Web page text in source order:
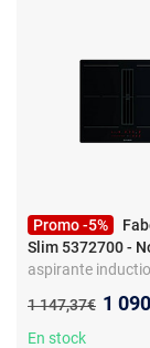
Promo -5%
Slim 5372700 -
aspirante
Ancien prix :
1 147,37€ 1
En stock